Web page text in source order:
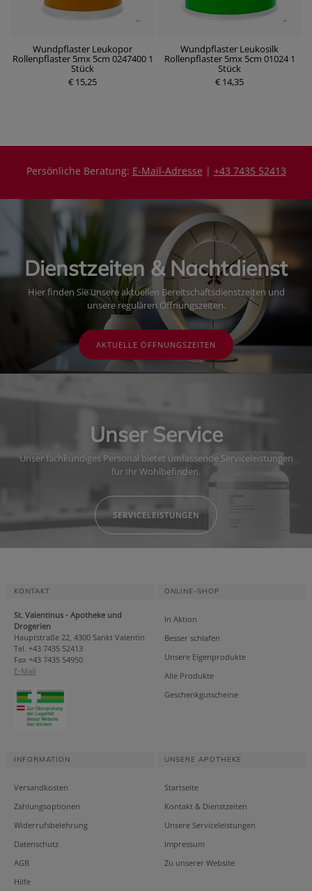
Wundpflaster Leukopor
Rollenpflaster 5mx 5cm 0247400 1
Stück
€ 15,25
Wundpflaster Leukosilk
Rollenpflaster 5mx 5cm 01024 1
Stück
€ 14,35
Persönliche Beratung: E-Mail-Adresse | +43 7435 52413
Dienstzeiten & Nachtdienst
Hier finden Sie unsere aktuellen Bereitschaftsdienstzeiten und
unsere regulären Öffnungszeiten.
AKTUELLE ÖFFNUNGSZEITEN
Unser Service
Unser fachkundiges Personal bietet umfassende Serviceleistungen
für Ihr Wohlbefinden.
SERVICELEISTUNGEN
KONTAKT
St. Valentinus - Apotheke und
Drogerien
Hauptstraße 22, 4300 Sankt Valentin
Tel. +43 7435 52413
Fax +43 7435 54950
E-Mail
ONLINE-SHOP
In Aktion
Besser schlafen
Unsere Eigenprodukte
Alle Produkte
Geschenkgutscheine
INFORMATION
Versandkosten
Zahlungsoptionen
Widerrufsbelehrung
Datenschutz
AGB
Hilfe
UNSERE APOTHEKE
Startseite
Kontakt & Dienstzeiten
Unsere Serviceleistungen
Impressum
Zu unserer Website